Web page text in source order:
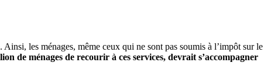
les ménages, même ceux qui ne sont pas soumis à l’impôt sur le
de ménages de recourir à ces services, devrait s’accompagner